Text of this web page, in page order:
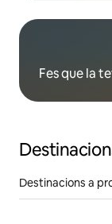
Fes que la
Destinacions a